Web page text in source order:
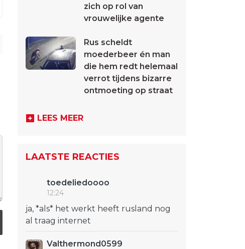
zich op rol van
vrouwelijke agente
Rus scheldt
moederbeer én man
die hem redt helemaal
verrot tijdens bizarre
ontmoeting op straat
LEES MEER
LAATSTE REACTIES
toedeliedoooo
12:24
ja, *als* het werkt heeft rusland nog
al traag internet
Valthermond0599